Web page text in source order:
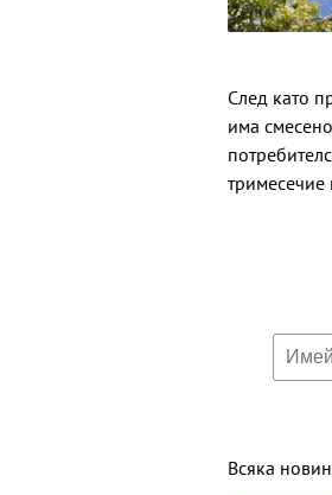
След като
има
тримесечие
Всяка